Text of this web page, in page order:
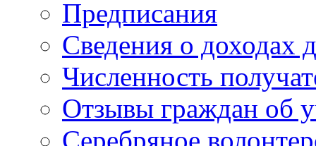
Предписания
Сведения о доходах
Численность
Отзывы граждан об
Серебряное